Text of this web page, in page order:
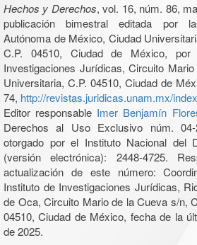
Hechos y Derechos, vol. 16, núm. 86,
publicación bimestral editada por
Autónoma de México, Ciudad
C.P. 04510, Ciudad de México,
Investigaciones Jurídicas, Circuito
Universitaria, C.P. 04510, Ciudad de
74, http://revistas.juridicas.unam.mx/
Editor responsable Imer Benjamín
Derechos al Uso Exclusivo núm. 04-
otorgado por el Instituto Nacional del
(versión electrónica): 2448-4725.
actualización de este número:
Instituto de Investigaciones Jurídicas,
de Oca, Circuito Mario de la Cueva s/n,
04510, Ciudad de México, fecha de la
de 2025.